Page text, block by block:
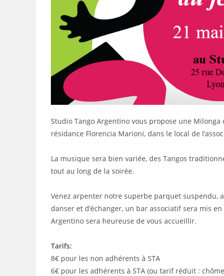
Studio Tango Argentino vous propose une Milonga
résidance Florencia Marioni, dans le local de
La musique sera bien variée, des Tangos
tout au long de la soirée.
Venez arpenter notre superbe parquet suspendu,
danser et d’échanger, un bar associatif sera mis
Argentino sera heureuse de vous accueillir.
Tarifs:
8€ pour les non adhérents à STA
6€ pour les adhérents à STA (ou tarif réduit :